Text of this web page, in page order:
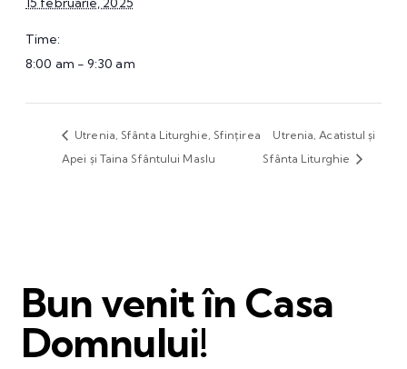
Time:
8:00 am - 9:30 am
Utrenia, Sfânta Liturghie, Sfințirea
Apei și Taina Sfântului Maslu
Utrenia, Acatistul și
Sfânta Liturghie
Bun venit în Casa
Domnului!